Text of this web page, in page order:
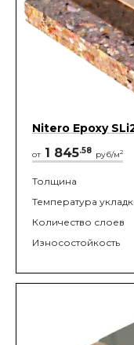
Nitero Epoxy
от 1 845.58 руб/м2
Толщина
Температура
Количество слоев
Износостойкость